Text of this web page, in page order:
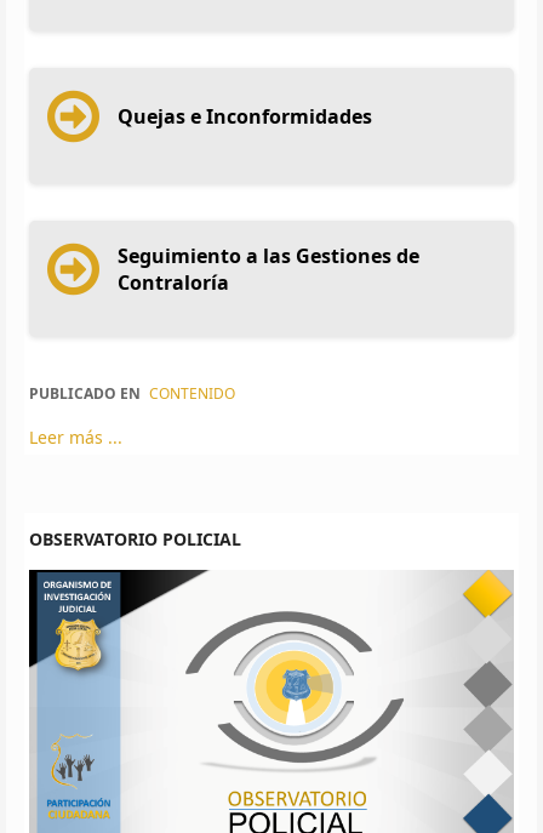
Quejas e Inconformidades
Seguimiento a las Gestiones de
Contraloría
PUBLICADO EN CONTENIDO
Leer más ...
OBSERVATORIO POLICIAL